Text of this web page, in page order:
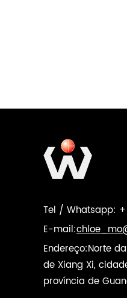
Tel / Whatsapp:
E-mail:
Endereço:Norte
de Xiang Xi,
província de